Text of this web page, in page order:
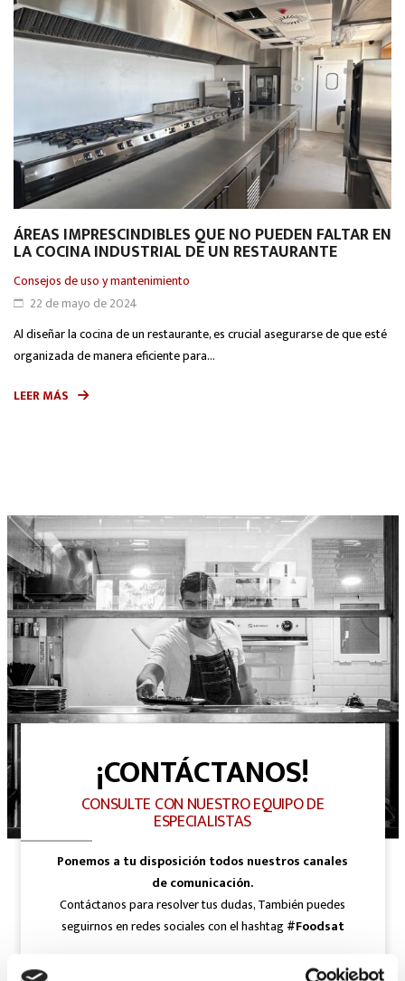
ÁREAS IMPRESCINDIBLES QUE NO PUEDEN FALTAR EN
LA COCINA INDUSTRIAL DE UN RESTAURANTE
Consejos de uso y mantenimiento
22 de mayo de 2024
Al diseñar la cocina de un restaurante, es crucial asegurarse de que esté
organizada de manera eficiente para...
LEER MÁS
¡CONTÁCTANOS!
CONSULTE CON NUESTRO EQUIPO DE
ESPECIALISTAS
Ponemos a tu disposición todos nuestros canales
de comunicación.
Contáctanos para resolver tus dudas, También puedes
seguirnos en redes sociales con el hashtag#Foodsat